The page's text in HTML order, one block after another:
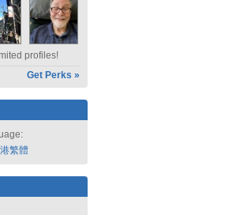
profiles!
Get Perks »
繁體